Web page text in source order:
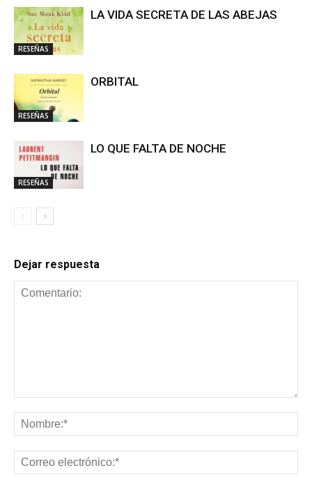
RESEÑAS
LA VIDA SECRETA DE LAS ABEJAS
RESEÑAS
ORBITAL
RESEÑAS
LO QUE FALTA DE NOCHE
Dejar respuesta